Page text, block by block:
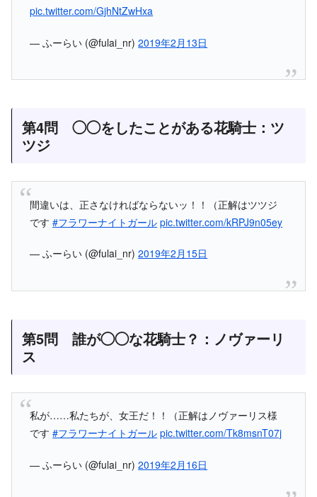
pic.twitter.com/GjhNtZwHxa
— ふーらい (@fulai_nr)2019年2月13日
第4問 ◯◯をしたことがある花騎士：ツ
ツジ
間違いは、正さなければならないッ！！（正解はツツジ
です#フラワーナイトガール pic.twitter.com/kRPJ9n05ey
— ふーらい (@fulai_nr)2019年2月15日
第5問 誰が◯◯な花騎士？：ノヴァーリ
ス
私が……私たちが、女王だ！！（正解はノヴァーリス様
です#フラワーナイトガール pic.twitter.com/Tk8msnT07j
— ふーらい (@fulai_nr)2019年2月16日